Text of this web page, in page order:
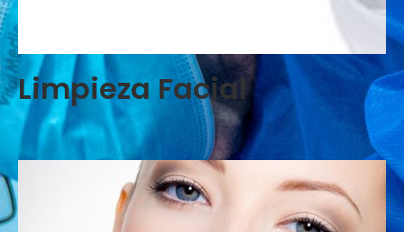
Limpieza Facial